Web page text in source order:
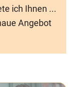
ich Ihnen ...
Angebot